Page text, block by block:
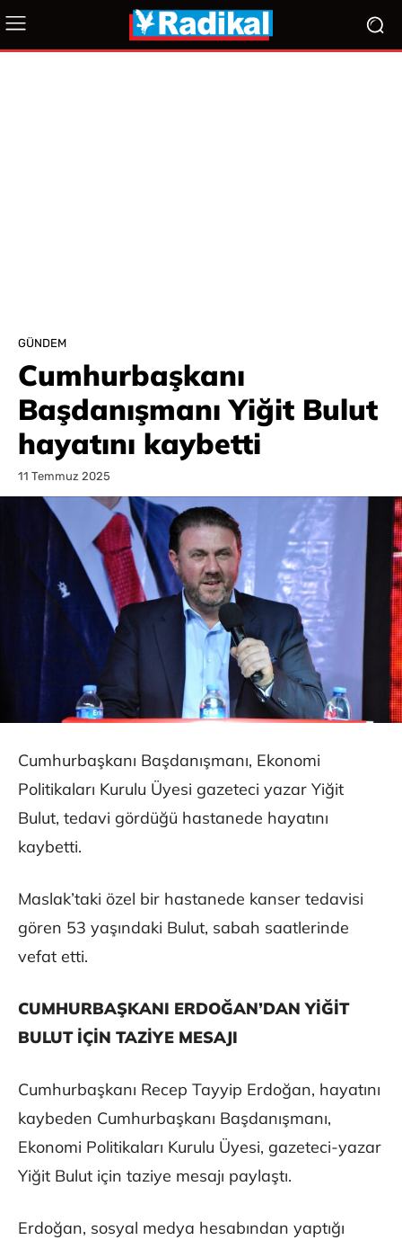
GÜNDEM
Cumhurbaşkanı
Başdanışmanı Yiğit Bulut
hayatını kaybetti
11 Temmuz 2025
Cumhurbaşkanı Başdanışmanı, Ekonomi
Politikaları Kurulu Üyesi gazeteci yazar Yiğit
Bulut, tedavi gördüğü hastanede hayatını
kaybetti.
Maslak’taki özel bir hastanede kanser tedavisi
gören 53 yaşındaki Bulut, sabah saatlerinde
vefat etti.
CUMHURBAŞKANI ERDOĞAN’DAN YİĞİT
BULUT İÇİN TAZİYE MESAJI
Cumhurbaşkanı Recep Tayyip Erdoğan, hayatını
kaybeden Cumhurbaşkanı Başdanışmanı,
Ekonomi Politikaları Kurulu Üyesi, gazeteci-yazar
Yiğit Bulut için taziye mesajı paylaştı.
Erdoğan, sosyal medya hesabından yaptığı